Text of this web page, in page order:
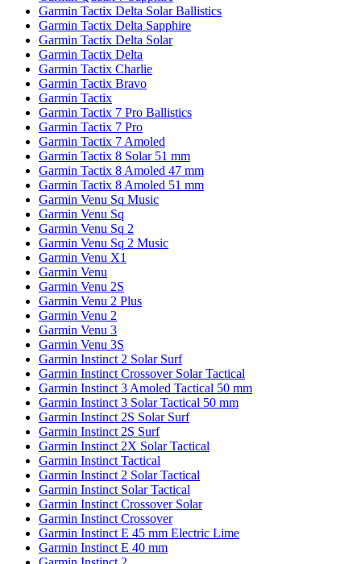
Garmin Tactix Delta Solar Ballistics
Garmin Tactix Delta Sapphire
Garmin Tactix Delta Solar
Garmin Tactix Delta
Garmin Tactix Charlie
Garmin Tactix Bravo
Garmin Tactix
Garmin Tactix 7 Pro Ballistics
Garmin Tactix 7 Pro
Garmin Tactix 7 Amoled
Garmin Tactix 8 Solar 51 mm
Garmin Tactix 8 Amoled 47 mm
Garmin Tactix 8 Amoled 51 mm
Garmin Venu Sq Music
Garmin Venu Sq
Garmin Venu Sq 2
Garmin Venu Sq 2 Music
Garmin Venu X1
Garmin Venu
Garmin Venu 2S
Garmin Venu 2 Plus
Garmin Venu 2
Garmin Venu 3
Garmin Venu 3S
Garmin Instinct 2 Solar Surf
Garmin Instinct Crossover Solar Tactical
Garmin Instinct 3 Amoled Tactical 50 mm
Garmin Instinct 3 Solar Tactical 50 mm
Garmin Instinct 2S Solar Surf
Garmin Instinct 2S Surf
Garmin Instinct 2X Solar Tactical
Garmin Instinct Tactical
Garmin Instinct 2 Solar Tactical
Garmin Instinct Solar Tactical
Garmin Instinct Crossover Solar
Garmin Instinct Crossover
Garmin Instinct E 45 mm Electric Lime
Garmin Instinct E 40 mm